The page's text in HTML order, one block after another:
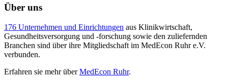
Über uns
176 Unternehmen und Einrichtungen aus Klinikwirtschaft,
Gesundheitsversorgung und -forschung sowie den zuliefernden
Branchen sind über ihre Mitgliedschaft im MedEcon Ruhr e.V.
verbunden.
Erfahren sie mehr überMedEcon Ruhr.